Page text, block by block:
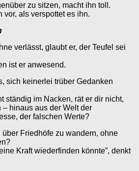
zu sitzen, macht ihn toll.
vor, als verspottet es ihn.
verlässt, glaubt er, der Teufel sei
ist er anwesend.
sich keinerlei trüber Gedanken
ständig im Nacken, rät er dir nicht,
– hinaus aus der Welt der
der falschen Werte?
über Friedhöfe zu wandern, ohne
Kraft wiederfinden könnte”, denkt